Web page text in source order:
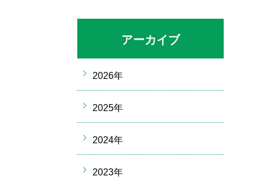
アーカイブ
2026年
2025年
2024年
2023年